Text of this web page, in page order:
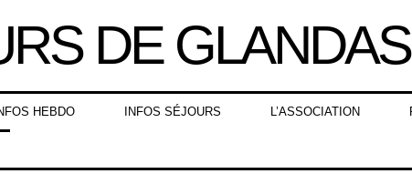
HEBDO INFOS SÉJOURS L’ASSOCIATION